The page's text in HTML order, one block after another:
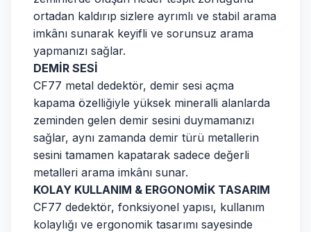
ortadan kaldırıp sizlere ayrımlı ve stabil arama
imkânı sunarak keyifli ve sorunsuz arama
yapmanızı sağlar.
DEMİR SESİ
CF77 metal dedektör, demir sesi açma
kapama özelliğiyle yüksek mineralli alanlarda
zeminden gelen demir sesini duymamanızı
sağlar, aynı zamanda demir türü metallerin
sesini tamamen kapatarak sadece değerli
metalleri arama imkânı sunar.
KOLAY KULLANIM & ERGONOMİK TASARIM
CF77 dedektör, fonksiyonel yapısı, kullanım
kolaylığı ve ergonomik tasarımı sayesinde